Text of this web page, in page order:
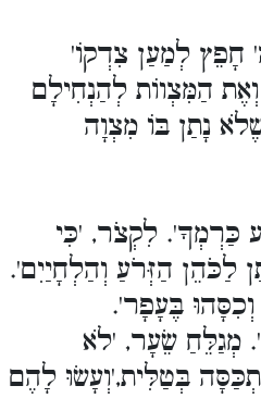
חָפֵץ לְמַעַן צִדְקוֹ'
הַמִּצְווֹת לְהַנְחִילָם
נָתַן בּוֹ מִצְוָה
כַּרְמְךָ'. לִקְצֹר, 'כִּי
הַזְּרֹעַ וְהַלְחָיַיִם'.
בֶּעָפָר'.
מְגַלֵּחַ שֵׂעָר, 'לֹא
בְּטַלִּית,'וְעָשׂוּ לָהֶם